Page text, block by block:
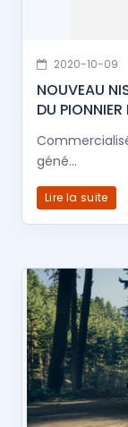
2020-10-09
NOUVEAU
DU
géné...
Lire la suite